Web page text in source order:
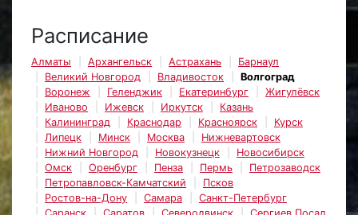
Расписание
Алматы Архангельск Астрахань
Барнаул
Великий Новгород
Владивосток
Волгоград
Воронеж
Геленджик Екатеринбург
Жигулёвск
Иваново
Ижевск Иркутск
Казань
Калининград
Краснодар Красноярск
Курск
Липецк
Минск Москва
Нижневартовск
Нижний Новгород
Новокузнецк
Новосибирск
Омск
Оренбург Пенза Пермь
Петрозаводск
Петропавловск-Камчатский
Псков
Ростов-на-Дону
Самара
Санкт-Петербург